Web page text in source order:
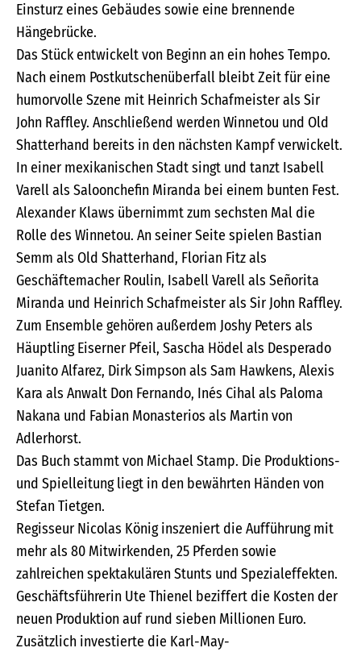
Einsturz eines Gebäudes sowie eine brennende
Hängebrücke.
Das Stück entwickelt von Beginn an ein hohes Tempo.
Nach einem Postkutschenüberfall bleibt Zeit für eine
humorvolle Szene mit Heinrich Schafmeister als Sir
John Raffley. Anschließend werden Winnetou und Old
Shatterhand bereits in den nächsten Kampf verwickelt.
In einer mexikanischen Stadt singt und tanzt Isabell
Varell als Saloonchefin Miranda bei einem bunten Fest.
Alexander Klaws übernimmt zum sechsten Mal die
Rolle des Winnetou. An seiner Seite spielen Bastian
Semm als Old Shatterhand, Florian Fitz als
Geschäftemacher Roulin, Isabell Varell als Señorita
Miranda und Heinrich Schafmeister als Sir John Raffley.
Zum Ensemble gehören außerdem Joshy Peters als
Häuptling Eiserner Pfeil, Sascha Hödel als Desperado
Juanito Alfarez, Dirk Simpson als Sam Hawkens, Alexis
Kara als Anwalt Don Fernando, Inés Cihal als Paloma
Nakana und Fabian Monasterios als Martin von
Adlerhorst.
Das Buch stammt von Michael Stamp. Die Produktions-
und Spielleitung liegt in den bewährten Händen von
Stefan Tietgen.
Regisseur Nicolas König inszeniert die Aufführung mit
mehr als 80 Mitwirkenden, 25 Pferden sowie
zahlreichen spektakulären Stunts und Spezialeffekten.
Geschäftsführerin Ute Thienel beziffert die Kosten der
neuen Produktion auf rund sieben Millionen Euro.
Zusätzlich investierte die Karl-May-